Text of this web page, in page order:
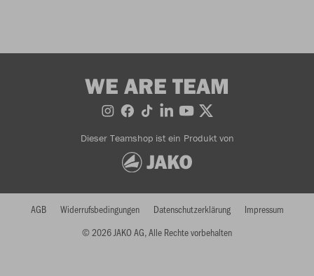
WE ARE TEAM
Dieser Teamshop ist ein Produkt von
© 2026 JAKO AG, Alle Rechte vorbehalten
AGB Widerrufsbedingungen Datenschutzerklärung Impressum